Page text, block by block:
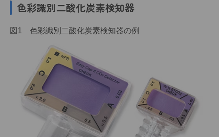
色彩識別二酸化炭素検知器
図1 色彩識別二酸化炭素検知器の例